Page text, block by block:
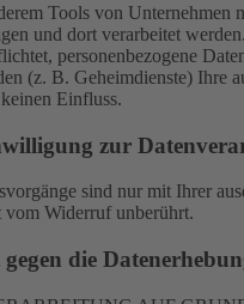
Tools von Unternehmen
und dort verarbeitet
personenbezogene
(z. B. Geheimdienste) Ihre
Einfluss.
zur
sind nur mit Ihrer
vom Widerruf unberührt.
die